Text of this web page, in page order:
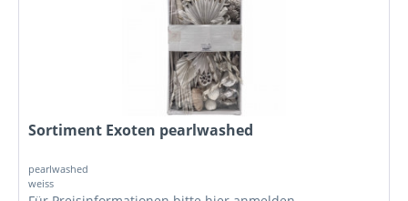
Sortiment Exoten pearlwashed
pearlwashed
weiss